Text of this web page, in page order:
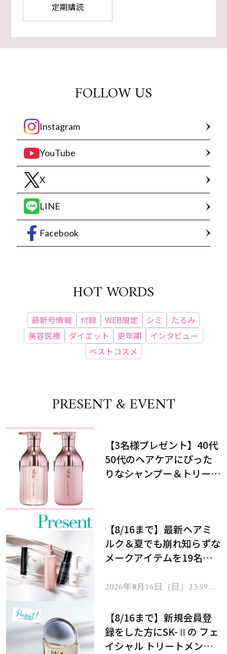
定期購読
FOLLOW US
Instagram
YouTube
X
LINE
Facebook
HOT WORDS
最新号情報 付録 WEB限定 シミ
たるみ
美容医療
ダイエット 更年期
インタビュー
ベストコスメ
PRESENT & EVENT
【3名様プレゼント】40代
50代のヘアケアにぴった
りなシャンプー＆トリート
【8/16まで】最新ヘアミ
ルク＆夏でも崩れ知らずな
メークアイテムを19名様
2026年8月16日（日）23:59ま
【8/16まで】新規会員登
録をした方にSK-Ⅱの フェ
イシャル トリートメント